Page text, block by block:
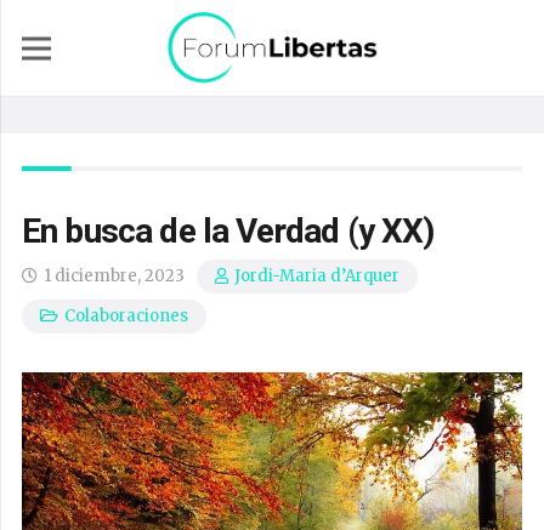
En busca de la Verdad (y XX)
1 diciembre, 2023
Jordi-Maria d’Arquer
Colaboraciones